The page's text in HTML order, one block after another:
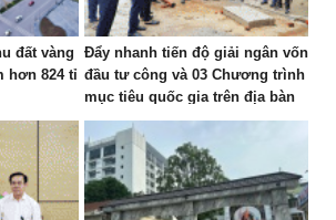
đất vàng
hơn 824 tỉ
Đẩy nhanh tiến độ giải ngân vốn
đầu tư công và 03 Chương trình
mục tiêu quốc gia trên địa bàn
các xã khu vực Tân Kỳ